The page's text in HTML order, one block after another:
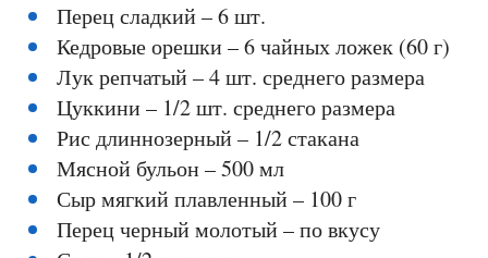
Перец сладкий – 6 шт.
Кедровые орешки – 6 чайных ложек (60 г)
Лук репчатый – 4 шт. среднего размера
Цуккини – 1/2 шт. среднего размера
Рис длиннозерный – 1/2 стакана
Мясной бульон – 500 мл
Сыр мягкий плавленный – 100 г
Перец черный молотый – по вкусу